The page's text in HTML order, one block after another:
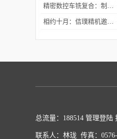
精密数控车铣复合：制造业升级的“核心引擎”
相约十月：佶璞精机邀您共赴CMES 2025 共启机床改革新征程
总流量：188514 管理登陆
联系人：林珑 传真：0576-